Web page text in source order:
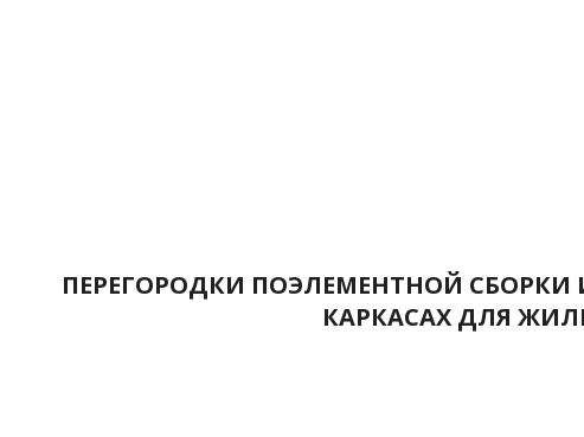
ПЕРЕГОРОДКИ ПОЭЛЕМЕНТНОЙ
КАРКАСАХ ДЛЯ